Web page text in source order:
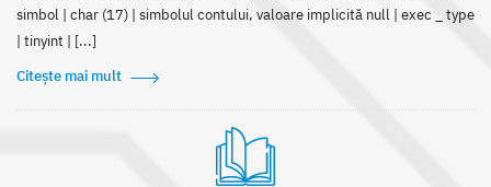
simbol | char (17) | simbolul contului, valoare implicită null | exec _ type
| tinyint | [...]
Citește mai mult